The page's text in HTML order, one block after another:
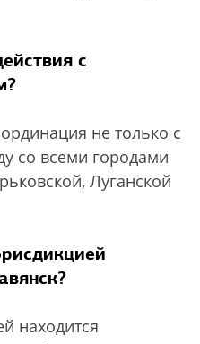
с
не только с
со всеми городами
Луганской
находится